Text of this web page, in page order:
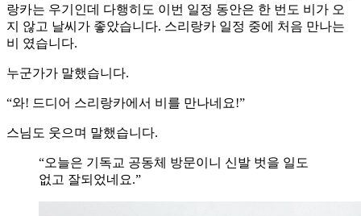
랑카는 우기인데 다행히도 이번 일정 동안은 한 번도 비가 오
지 않고 날씨가 좋았습니다. 스리랑카 일정 중에 처음 만나는
비 였습니다.
누군가가 말했습니다.
“와! 드디어 스리랑카에서 비를 만나네요!”
스님도 웃으며 말했습니다.
“오늘은 기독교 공동체 방문이니 신발 벗을 일도
없고 잘되었네요.”